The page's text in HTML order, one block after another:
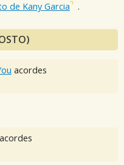
de Kany Garcia .
acordes
acordes